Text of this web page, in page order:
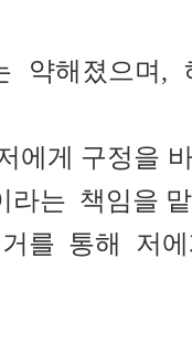
약해졌으며,
에게 구정을
는 책임을
를 통해 저